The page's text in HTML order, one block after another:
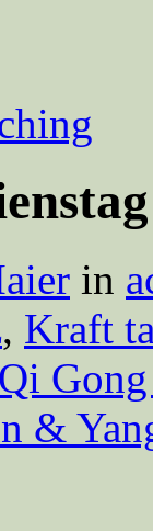
in
, Kraft
Qi
&